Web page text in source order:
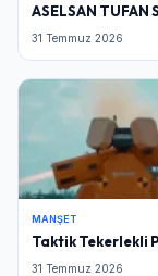
ASELSAN TUFAN
31 Temmuz 2026
MANŞET
Taktik Tekerlekli
31 Temmuz 2026